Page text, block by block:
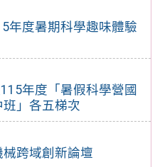
年度暑期科學趣味體驗
年度「暑假科學營國
」各五梯次
跨域創新論壇